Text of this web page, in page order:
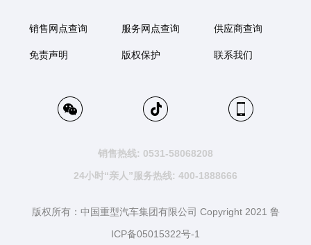
销售网点查询 服务网点查询 供应商查询
免责声明 版权保护 联系我们
销售热线: 0531-58068208
24小时“亲人”服务热线: 400-1888666
版权所有：中国重型汽车集团有限公司 Copyright 2021 鲁
ICP备05015322号-1